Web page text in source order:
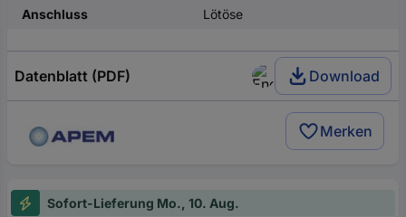
Anschluss
Lötöse
Datenblatt (PDF) Download
Merken
Sofort-Lieferung Mo., 10. Aug.